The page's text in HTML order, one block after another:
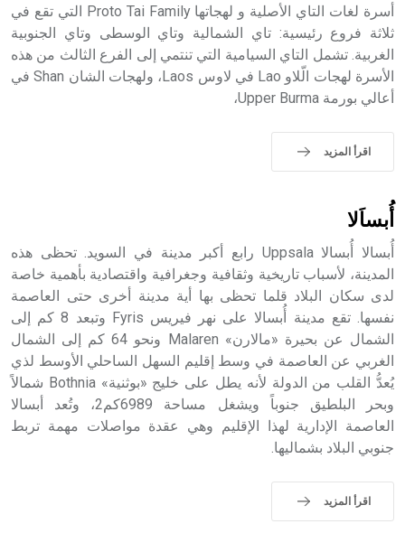
- هل تعلم أن أبجر Abgar اسم معروف جيداً يعود إلى عدد من
الملوك الذين حكموا مدينة إديسا (الرها) من أبجر الأول وحتى
التاسع، وهم ينتسبون إلى أسرة أوسروين
أسرة لغات التاي الأصلية و لهجاتها Proto Tai Family التي تقع في
ثلاثة فروع رئيسية: تاي الشمالية وتاي الوسطى وتاي الجنوبية
الغربية. تشمل التاي السيامية التي تنتمي إلى الفرع الثالث من هذه
الأسرة لهجات الّلاو Lao في لاوس Laos، ولهجات الشان Shan في
أعالي بورمة Upper Burma،
اقرأ المزيد
أُبساَلا
أُبسالا أُبسالا Uppsala رابع أكبر مدينة في السويد. تحظى هذه
المدينة، لأسباب تاريخية وثقافية وجغرافية واقتصادية بأهمية خاصة
لدى سكان البلاد قلما تحظى بها أية مدينة أخرى حتى العاصمة
نفسها. تقع مدينة أُبسالا على نهر فيريس Fyris وتبعد 8 كم إلى
الشمال عن بحيرة «مالارن» Malaren ونحو 64 كم إلى الشمال
الغربي عن العاصمة في وسط إقليم السهل الساحلي الأوسط لذي
يُعدُّ القلب من الدولة لأنه يطل على خليج «بوثنية» Bothnia شمالاً
وبحر البلطيق جنوباً ويشغل مساحة 6989كم2، وتُعد أبسالا
العاصمة الإدارية لهذا الإقليم وهي عقدة مواصلات مهمة تربط
جنوبي البلاد بشماليها.
اقرأ المزيد